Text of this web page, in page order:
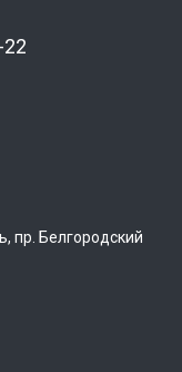
пр. Белгородский